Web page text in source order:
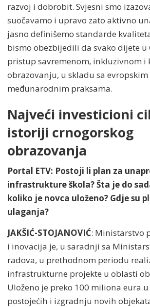
razvoj i dobrobit. Svjesni smo
suočavamo i upravo zato aktivno
jasno definišemo standarde
bismo obezbijedili da svako dijete u
pristup savremenom, inkluzivnom i
obrazovanju, u skladu sa
međunarodnim praksama.
Najveći investicioni
istoriji crnogorskog
obrazovanja
Portal ETV: Postoji li plan za
infrastrukture škola? Šta je do
koliko je novca uloženo? Gdje su
ulaganja?
JAKŠIĆ-STOJANOVIĆ: Ministarstvo
i inovacija je, u saradnji sa
radova, u prethodnom periodu
infrastrukturne projekte u oblasti
Uloženo je preko 100 miliona eura
postojećih i izgradnju novih